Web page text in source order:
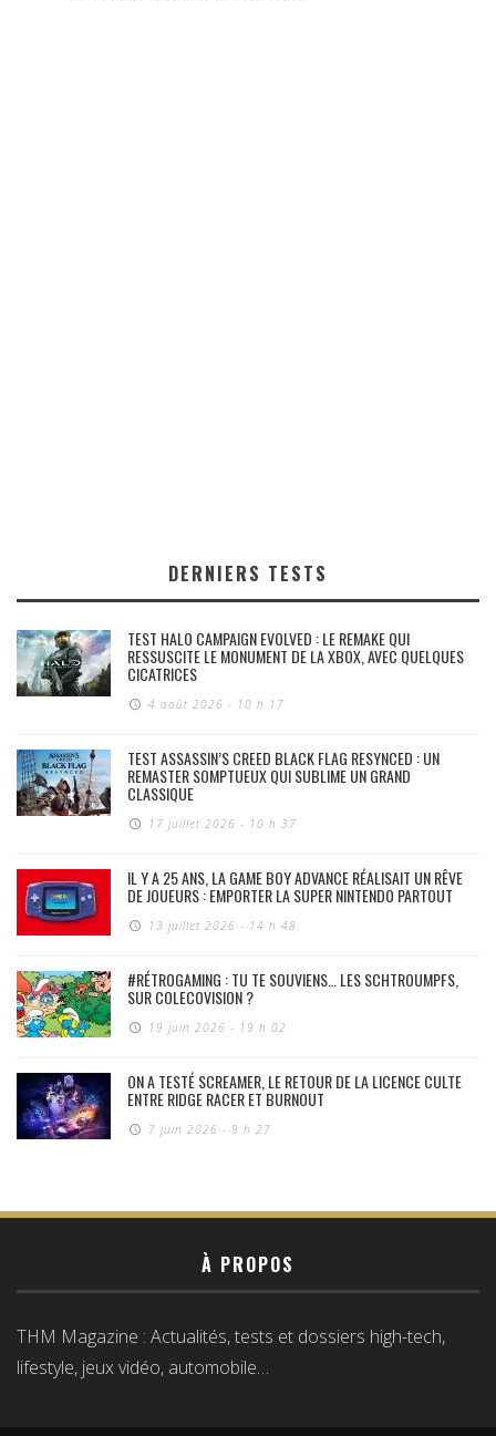
DERNIERS TESTS
TEST HALO CAMPAIGN EVOLVED : LE REMAKE QUI
RESSUSCITE LE MONUMENT DE LA XBOX, AVEC QUELQUES
CICATRICES
4 août 2026 - 10 h 17
TEST ASSASSIN’S CREED BLACK FLAG RESYNCED : UN
REMASTER SOMPTUEUX QUI SUBLIME UN GRAND
CLASSIQUE
17 juillet 2026 - 10 h 37
IL Y A 25 ANS, LA GAME BOY ADVANCE RÉALISAIT UN RÊVE
DE JOUEURS : EMPORTER LA SUPER NINTENDO PARTOUT
13 juillet 2026 - 14 h 48
#RÉTROGAMING : TU TE SOUVIENS… LES SCHTROUMPFS,
SUR COLECOVISION ?
19 juin 2026 - 19 h 02
ON A TESTÉ SCREAMER, LE RETOUR DE LA LICENCE CULTE
ENTRE RIDGE RACER ET BURNOUT
7 juin 2026 - 9 h 27
À PROPOS
THM Magazine : Actualités, tests et dossiers high-tech,
lifestyle, jeux vidéo, automobile…